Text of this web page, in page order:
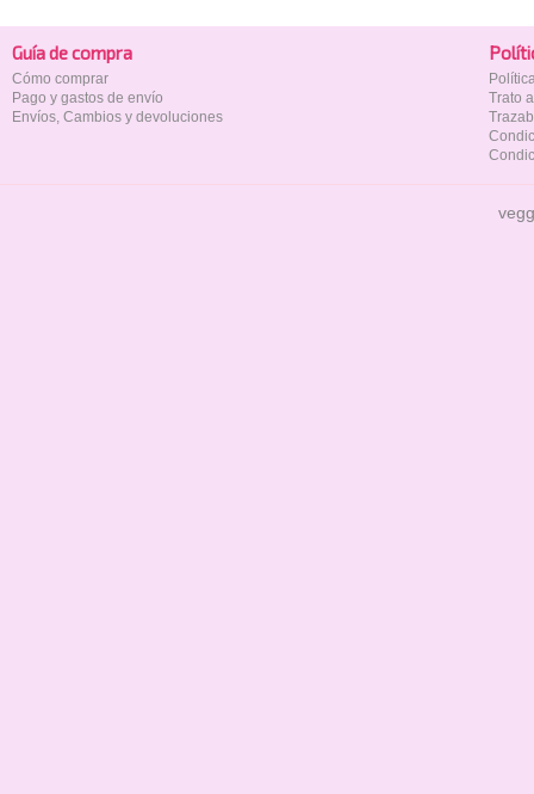
Guía de compra
Cómo comprar
Pago y gastos de envío
Envíos, Cambios y devoluciones
Trato